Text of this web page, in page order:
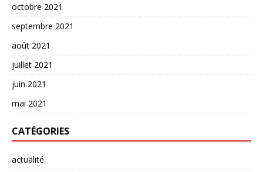
octobre 2021
septembre 2021
août 2021
juillet 2021
juin 2021
mai 2021
CATÉGORIES
actualité